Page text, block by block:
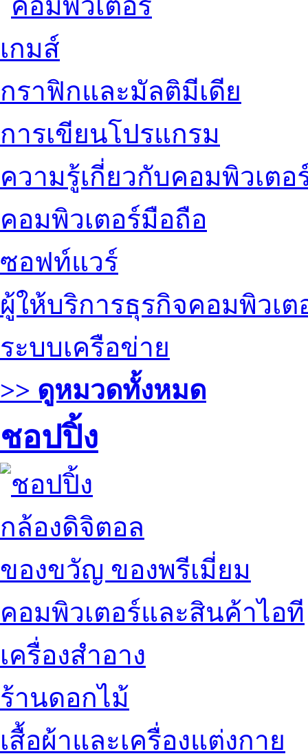
เกมส์
กราฟิกและมัลติมีเดีย
การเขียนโปรแกรม
ความรู้เกี่ยวกับคอมพิวเตอ
คอมพิวเตอร์มือถือ
ซอฟท์แวร์
ผู้ให้บริการธุรกิจคอมพิวเต
ระบบเครือข่าย
>> ดูหมวดทั้งหมด
ชอปปิ้ง
กล้องดิจิตอล
ของขวัญ ของพรีเมี่ยม
คอมพิวเตอร์และสินค้าไอที
เครื่องสำอาง
ร้านดอกไม้
เสื้อผ้าและเครื่องแต่งกาย